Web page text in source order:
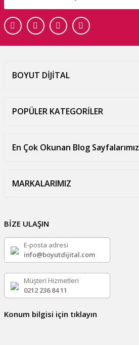
BOYUT DİJİTAL
POPÜLER KATEGORİLER
En Çok Okunan Blog Sayfalarımız
MARKALARIMIZ
BİZE ULAŞIN
E-posta adresi
info@boyutdijital.com
Müşteri Hizmetleri
0212 236 84 11
Konum bilgisi için tıklayın